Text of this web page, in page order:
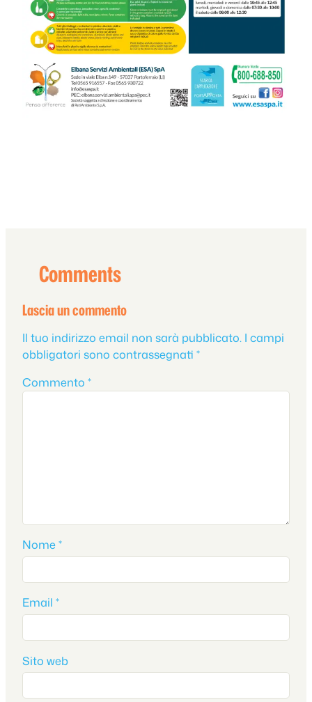
Comments
Lascia un commento
Il tuo indirizzo email non sarà pubblicato. I campi
obbligatori sono contrassegnati *
Commento *
Nome*
Email *
Sito web